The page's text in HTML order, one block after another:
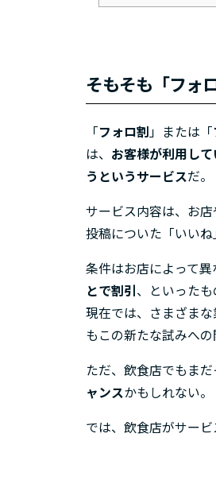
そもそも「フォ
「 フォロ割 」または「
は、 お客様が利用し
うというサービスだ。
サービス内容は、お店
投稿についた「いいね
条件はお店によって
とで割引 、といったも
現在では、さまざま
もこの新たな試みへの
ただ、飲食店でもま
ャンスかもしれない。
では、飲食店がサー